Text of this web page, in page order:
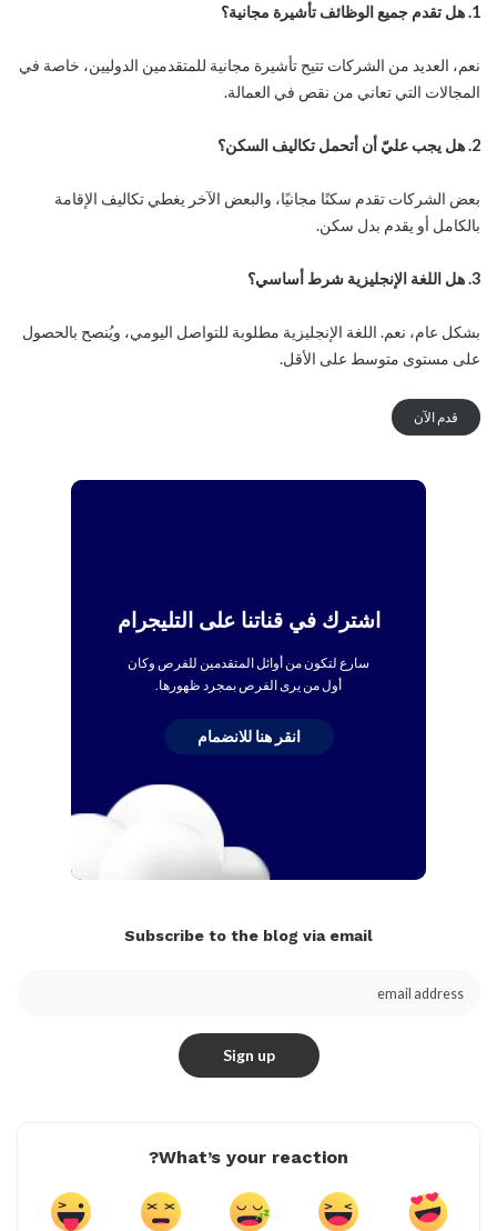
1. هل تقدم جميع الوظائف تأشيرة مجانية؟
نعم، العديد من الشركات تتيح تأشيرة مجانية للمتقدمين الدوليين، خاصة في
المجالات التي تعاني من نقص في العمالة.
2. هل يجب عليّ أن أتحمل تكاليف السكن؟
بعض الشركات تقدم سكنًا مجانيًا، والبعض الآخر يغطي تكاليف الإقامة
بالكامل أو يقدم بدل سكن.
3. هل اللغة الإنجليزية شرط أساسي؟
بشكل عام، نعم. اللغة الإنجليزية مطلوبة للتواصل اليومي، ويُنصح بالحصول
على مستوى متوسط على الأقل.
قدم الآن
اشترك في قناتنا على التليجرام
سارع لتكون من أوائل المتقدمين للفرص وكان
أول من يرى الفرص بمجرد ظهورها.
انقر هنا للانضمام
Subscribe to the blog via email
What’s your reaction?